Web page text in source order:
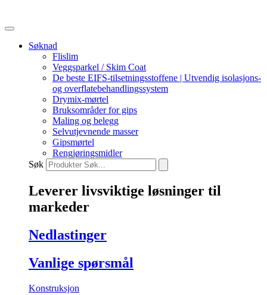
Søknad
Flislim
Veggsparkel / Skim Coat
De beste EIFS-tilsetningsstoffene | Utvendig isolasjons-
og overflatebehandlingssystem
Drymix-mørtel
Bruksområder for gips
Maling og belegg
Selvutjevnende masser
Gipsmørtel
Rengjøringsmidler
Søk
Leverer livsviktige løsninger til
markeder
Nedlastinger
Vanlige spørsmål
Konstruksjon